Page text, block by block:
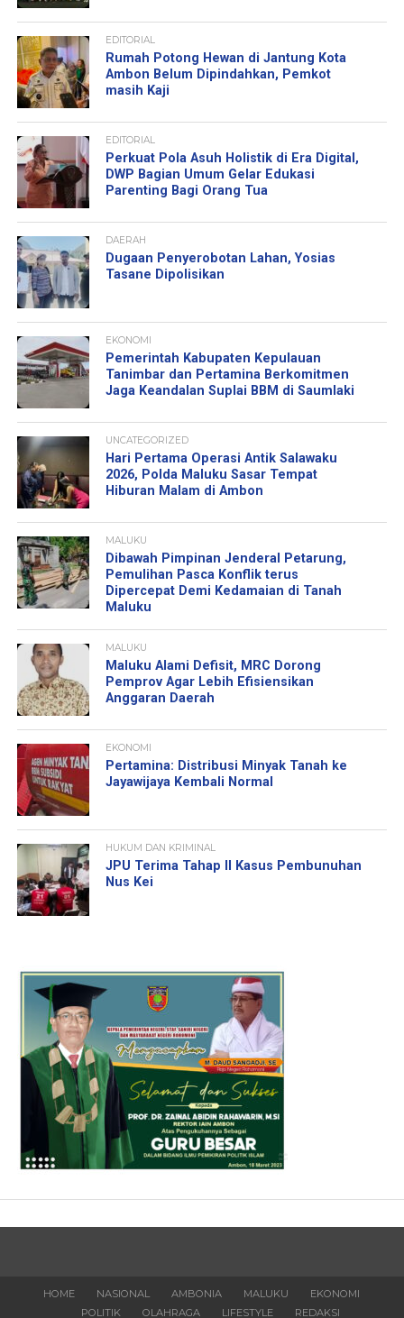
EDITORIAL
Rumah Potong Hewan di Jantung Kota
Ambon Belum Dipindahkan, Pemkot
masih Kaji
EDITORIAL
Perkuat Pola Asuh Holistik di Era Digital,
DWP Bagian Umum Gelar Edukasi
Parenting Bagi Orang Tua
DAERAH
Dugaan Penyerobotan Lahan, Yosias
Tasane Dipolisikan
EKONOMI
Pemerintah Kabupaten Kepulauan
Tanimbar dan Pertamina Berkomitmen
Jaga Keandalan Suplai BBM di Saumlaki
UNCATEGORIZED
Hari Pertama Operasi Antik Salawaku
2026, Polda Maluku Sasar Tempat
Hiburan Malam di Ambon
MALUKU
Dibawah Pimpinan Jenderal Petarung,
Pemulihan Pasca Konflik terus
Dipercepat Demi Kedamaian di Tanah
Maluku
MALUKU
Maluku Alami Defisit, MRC Dorong
Pemprov Agar Lebih Efisiensikan
Anggaran Daerah
EKONOMI
Pertamina: Distribusi Minyak Tanah ke
Jayawijaya Kembali Normal
HUKUM DAN KRIMINAL
JPU Terima Tahap II Kasus Pembunuhan
Nus Kei
HOME NASIONAL AMBONIA MALUKU
EKONOMI
POLITIK
OLAHRAGA LIFESTYLE REDAKSI